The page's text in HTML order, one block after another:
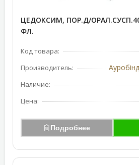
ЦЕДОКСИМ, ПОР.Д/
ФЛ.
Код товара:
Производитель:
Наличие:
Цена:
Подробнее